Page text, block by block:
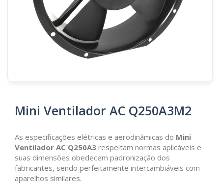
Mini Ventilador AC Q250A3M2
As especificações elétricas e aerodinâmicas do Mini
Ventilador AC Q250A3 respeitam normas aplicáveis e
suas dimensões obedecem padronização dos
fabricantes, sendo perfeitamente intercambiáveis com
aparelhos similares.